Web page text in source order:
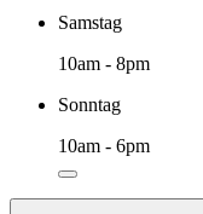
Samstag
10am - 8pm
Sonntag
10am - 6pm